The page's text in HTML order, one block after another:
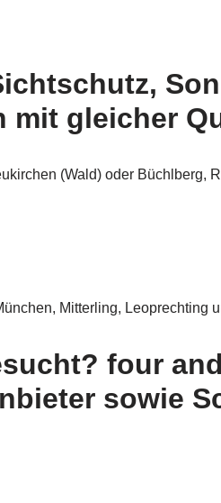
mit gleicher
(Wald) oder Büchlberg,
Mitterling, Leoprechting
four
sowie